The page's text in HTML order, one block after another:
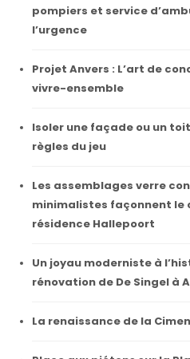
pompiers et service
l’urgence
Projet Anvers : L’art de
vivre-ensemble
Isoler une façade ou un
règles du jeu
Les assemblages verre
minimalistes façonnent le
résidence Hallepoort
Un joyau moderniste à
rénovation de De Singel à
La renaissance de la